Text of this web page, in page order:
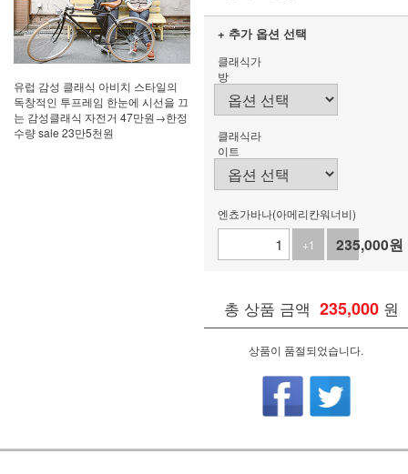
유럽 감성 클래식 아비치 스타일의
독창적인 투프레임 한눈에 시선을 끄
는 감성클래식 자전거 47만원→한정
수량 sale 23만5천원
+ 추가 옵션 선택
클래식가
방
클래식라
이트
엔쵸가바나(아메리칸워너비)
+1
-1
235,000원
총 상품 금액 235,000 원
상품이 품절되었습니다.